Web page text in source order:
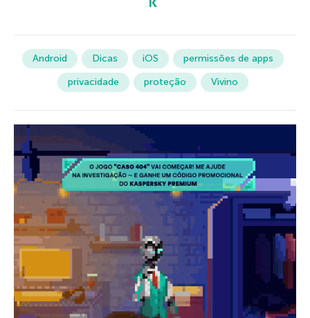
Android Dicas iOS
permissões de apps
privacidade
proteção Vivino